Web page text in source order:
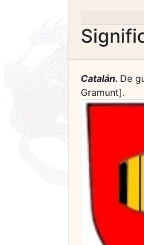
Catalán. De
Gramunt].